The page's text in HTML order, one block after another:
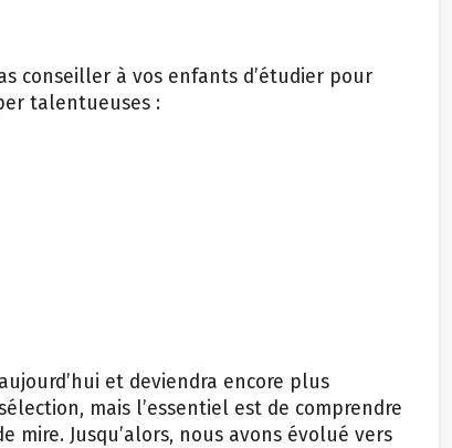
conseiller à vos enfants d’étudier pour
talentueuses :
et deviendra encore plus
mais l’essentiel est de comprendre
Jusqu’alors, nous avons évolué vers